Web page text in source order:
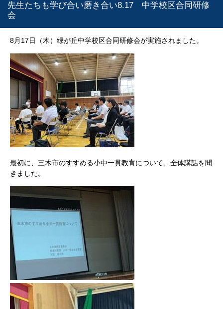
先生たちも学び合い磨き合い8.17 中学校区合同研修
会
8月17日（木）緑が丘中学校区合同研修会が実施されました。
最初に、三木市のすすめる小中一貫教育について、全体講話を聞
きました。